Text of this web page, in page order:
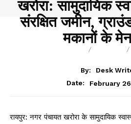
खरोरा: सामुदायिक
संरक्षित जमीन,
मकानों के
By:
Desk
Date:
February
रायपुर: नगर पंचायत खरोरा के सामुदायिक